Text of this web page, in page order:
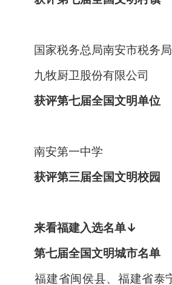
国家税务总局南安市税务局
九牧厨卫股份有限公司
获评第七届全国文明单位
南安第一中学
获评第三届全国文明校园
来看福建入选名单↓
第七届全国文明城市名单
福建省闽侯县、福建省泰